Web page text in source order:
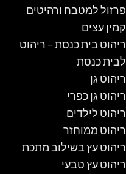
פרזול למטבח ורהיטים
קמין עצים
ריהוט בית כנסת – ריהוט
לבית כנסת
ריהוט גן
ריהוט גן כפרי
ריהוט לילדים
ריהוט ממוחזר
ריהוט עץ בשילוב מתכת
ריהוט עץ טבעי